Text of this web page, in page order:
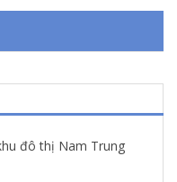
đô thị Nam Trung